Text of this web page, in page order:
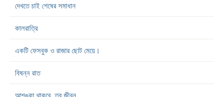
দেখতে চাই শেষের সমাধান
কালরাত্রি
একটি ফেসবুক ও রাজার ছোট মেয়ে।
বিষন্ন রাত
আশঙ্কা থাকবে, তবু জীবন